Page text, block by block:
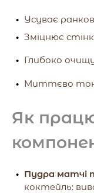
Усуває
Зміцнює
Глибоко
Миттєво
Як
Пудра матчі
коктейль: